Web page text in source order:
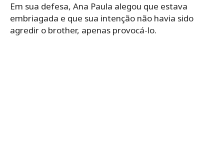
Em sua defesa, Ana Paula alegou que estava
embriagada e que sua intenção não havia sido
agredir o brother, apenas provocá-lo.